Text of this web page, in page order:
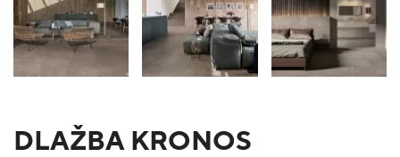
DLAŽBA KRONOS